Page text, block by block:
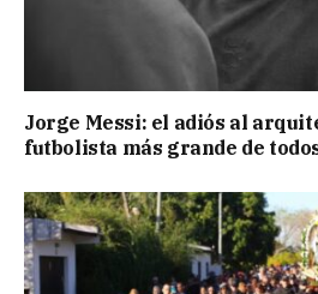
Jorge Messi: el adiós al
futbolista más grande de